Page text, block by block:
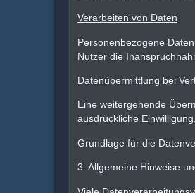
Verarbeiten von Daten
Personenbezogene
Nutzer die
Datenübermittlung bei
Eine weitergehende
ausdrückliche
Grundlage für die
3. Allgemeine Hinweise